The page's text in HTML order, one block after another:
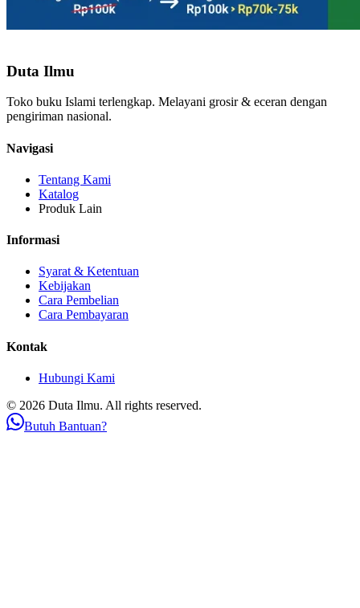
Duta Ilmu
Toko buku Islami terlengkap. Melayani grosir & eceran dengan
pengiriman nasional.
Navigasi
Tentang Kami
Katalog
Produk Lain
Informasi
Syarat & Ketentuan
Kebijakan
Cara Pembelian
Cara Pembayaran
Kontak
Hubungi Kami
© 2026 Duta Ilmu. All rights reserved.
Butuh Bantuan?